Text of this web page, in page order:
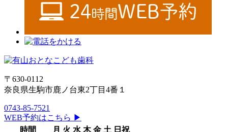
〒630-0112
奈良県生駒市鹿ノ台東2丁目4番１
0743-85-7521
WEB予約はこちら ▶
時間
月 火 水 木 金 土 日祝